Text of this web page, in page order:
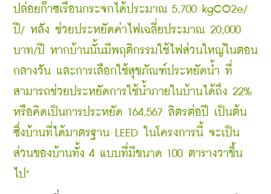
ปล่อยก๊าซเรือนกระจกได้ประมาณ 5,700 kgCO2e/
ปี/ หลัง ช่วยประหยัดค่าไฟเฉลี่ยประมาณ 20,000
บาท/ปี หากบ้านนั้นมีพฤติกรรมใช้ไฟส่วนใหญ่ในตอน
กลางวัน และการเลือกใช้สุขภัณฑ์ประหยัดน้ำ ที่
สามารถช่วยประหยัดการใช้น้ำภายในบ้านได้ถึง 22%
หรือคิดเป็นการประหยัด 164,567 ลิตรต่อปี เป็นต้น
ซึ่งบ้านที่ได้มาตรฐาน LEED ในโครงการนี้ จะเป็น
ส่วนของบ้านทั้ง 4 แบบที่มีขนาด 100 ตารางวาขึ้น
ไป"